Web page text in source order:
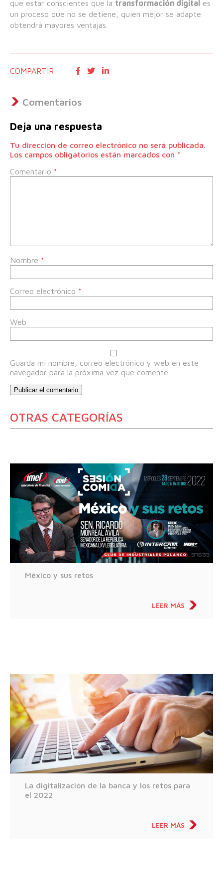
que estar conscientes que la transformación digital es
un proceso que no se detiene, quien mejor se adapte
obtendrá mayores ventajas.
COMPARTIR
Comentarios
Deja una respuesta
Tu dirección de correo electrónico no será publicada.
Los campos obligatorios están marcados con *
Comentario *
Nombre *
Correo electrónico *
Web
Guarda mi nombre, correo electrónico y web en este
navegador para la próxima vez que comente.
OTRAS CATEGORÍAS
México y sus retos
LEER MÁS
La digitalización de la banca y los retos para
el 2022
LEER MÁS